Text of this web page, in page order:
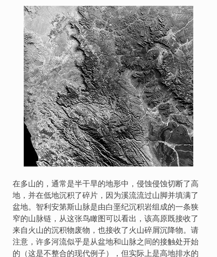
在多山的，通常是半干旱的地形中，侵蚀侵蚀切断了高
地，并在低地沉积了碎片，因为溪流流过山脚并填满了
盆地。智利安第斯山脉是由白垩纪沉积岩组成的一条狭
窄的山脉链，从这张鸟瞰图可以看出，该高原既接收了
来自火山的沉积物废物，也接收了火山碎屑沉降物。请
注意，许多河流似乎是从盆地和山脉之间的接触处开始
的（这是不整合的现代例子），但实际上是高地排水的